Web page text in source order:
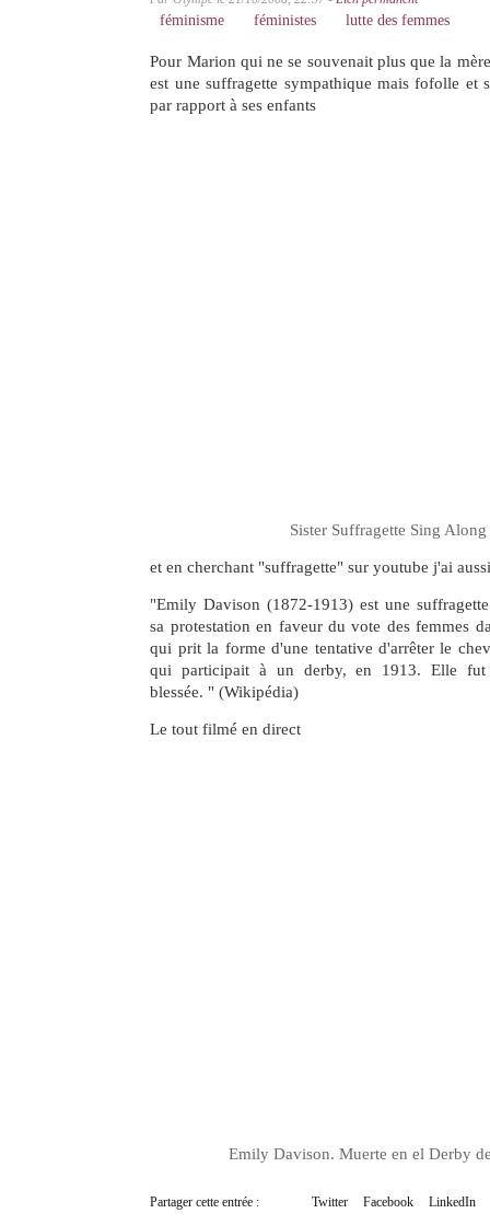
féminisme féministes lutte des femmes
Pour Marion qui ne se souvenait plus que la
est une suffragette sympathique mais fofolle et
par rapport à ses enfants
Sister Suffragette Sing Along
et en cherchant "suffragette" sur youtube j'ai
"Emily Davison (1872-1913) est une
sa protestation en faveur du vote des femmes
qui prit la forme d'une tentative d'arrêter le
qui participait à un derby, en 1913. Elle fut
blessée. " (Wikipédia)
Le tout filmé en direct
Emily Davison. Muerte en el Derby
Partager cette entrée : Twitter Facebook LinkedIn